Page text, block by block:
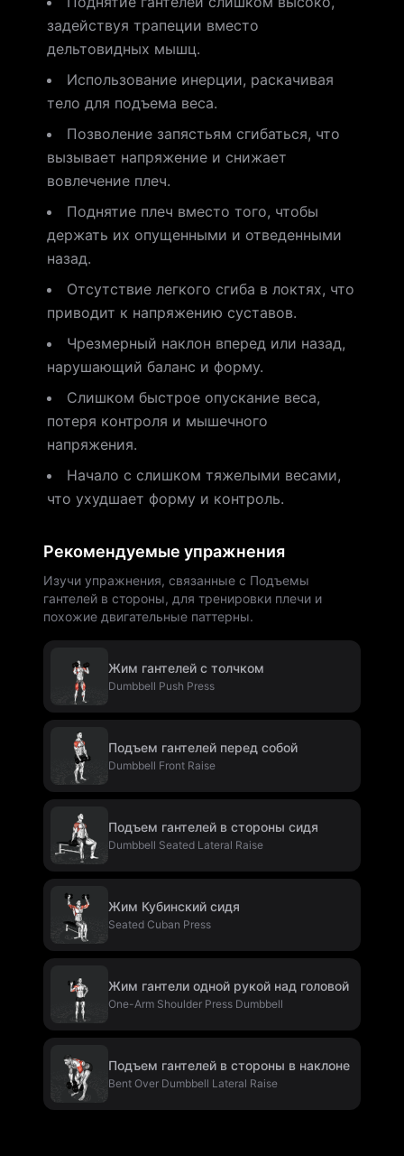
задействуя трапеции вместо
дельтовидных мышц.
Использование инерции, раскачивая
тело для подъема веса.
Позволение запястьям сгибаться, что
вызывает напряжение и снижает
вовлечение плеч.
Поднятие плеч вместо того, чтобы
держать их опущенными и отведенными
назад.
Отсутствие легкого сгиба в локтях, что
приводит к напряжению суставов.
Чрезмерный наклон вперед или назад,
нарушающий баланс и форму.
Слишком быстрое опускание веса,
потеря контроля и мышечного
напряжения.
Начало с слишком тяжелыми весами,
что ухудшает форму и контроль.
Рекомендуемые упражнения
Изучи упражнения, связанные с Подъемы
гантелей в стороны, для тренировки плечи и
похожие двигательные паттерны.
Жим гантелей с толчком
Dumbbell Push Press
Подъем гантелей перед собой
Dumbbell Front Raise
Подъем гантелей в стороны сидя
Dumbbell Seated Lateral Raise
Жим Кубинский сидя
Seated Cuban Press
Жим гантели одной рукой над головой
One-Arm Shoulder Press Dumbbell
Подъем гантелей в стороны в наклоне
Bent Over Dumbbell Lateral Raise